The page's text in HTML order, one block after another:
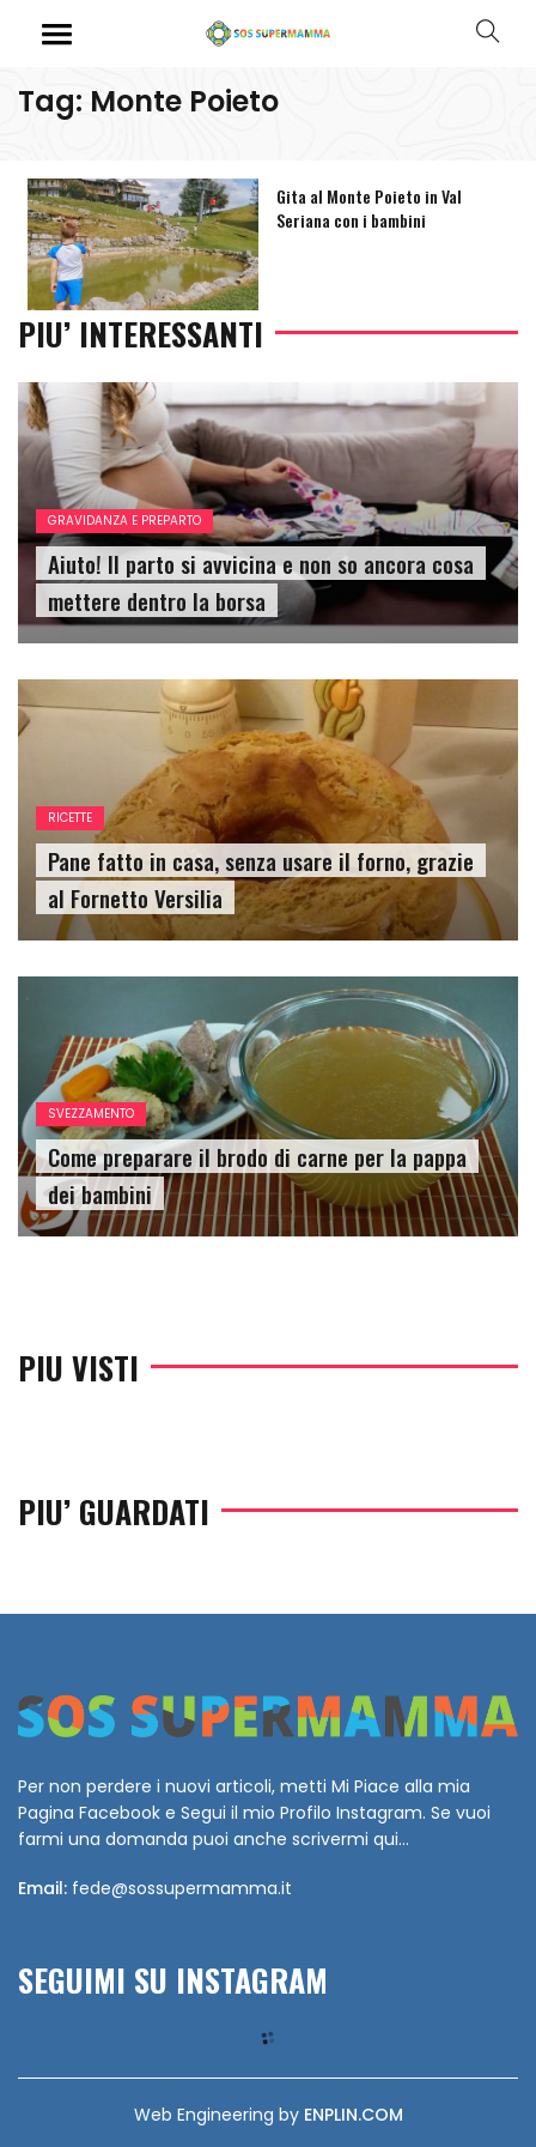
Tag: Monte Poieto
Gita al Monte Poieto in Val
Seriana con i bambini
PIU’ INTERESSANTI
GRAVIDANZA E PREPARTO
Aiuto! Il parto si avvicina e non so ancora cosa
mettere dentro la borsa
RICETTE
Pane fatto in casa, senza usare il forno, grazie
al Fornetto Versilia
SVEZZAMENTO
Come preparare il brodo di carne per la pappa
dei bambini
PIU VISTI
PIU’ GUARDATI
Per non perdere i nuovi articoli, metti Mi Piace alla mia
Pagina Facebook e Segui il mio Profilo Instagram. Se vuoi
farmi una domanda puoi anche scrivermi qui...
Email: fede@sossupermamma.it
SEGUIMI SU INSTAGRAM
Web Engineering by ENPLIN.COM